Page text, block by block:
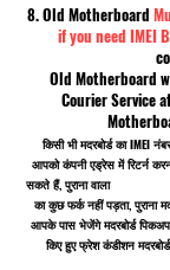
8. Old Motherboard
if you need IMEI
Old Motherboard
Courier Service
किसी भी मदरबोर्ड का IMEI
आपको कंपनी एड्रेस में रिटर्न
सकते हैं, पुराना वाला
का कुछ फर्क नहीं पड़ता, पुराना
आपके पास भेजेंगे
किए हुए फ्रेश कंडीशन